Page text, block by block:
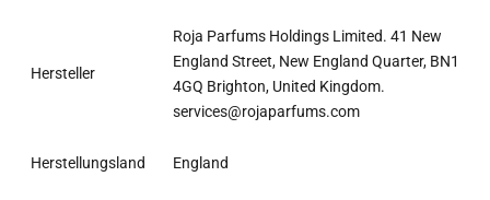
Hersteller
Roja Parfums Holdings Limited. 41 New
England Street, New England Quarter, BN1
4GQ Brighton, United Kingdom.
services@rojaparfums.com
Herstellungsland England